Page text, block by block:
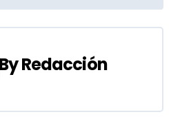
ByRedacción